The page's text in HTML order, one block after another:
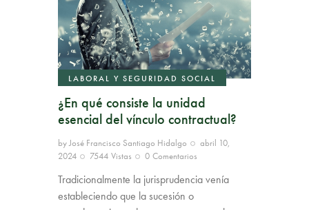
LABORAL Y SEGURIDAD SOCIAL
¿En qué consiste la unidad
esencial del vínculo contractual?
byJosé Francisco Santiago Hidalgo
abril 10,
2024
7544 Vistas 0 Comentarios
Tradicionalmente la jurisprudencia venía
estableciendo que la sucesión o